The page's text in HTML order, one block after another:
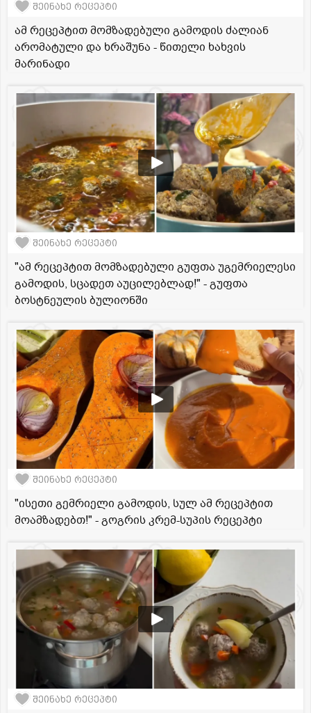
შეინახე რეცეპტი
ამ რეცეპტით მომზადებული გამოდის ძალიან
არომატული და ხრაშუნა - წითელი ხახვის
მარინადი
შეინახე რეცეპტი
"ამ რეცეპტით მომზადებული გუფთა უგემრიელესი
გამოდის, სცადეთ აუცილებლად!" - გუფთა
ბოსტნეულის ბულიონში
შეინახე რეცეპტი
"ისეთი გემრიელი გამოდის, სულ ამ რეცეპტით
მოამზადებთ!" - გოგრის კრემ-სუპის რეცეპტი
შეინახე რეცეპტი